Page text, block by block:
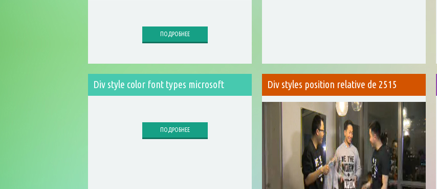
ПОДРОБНЕЕ
Div style color font types microsoft
ПОДРОБНЕЕ
Div styles position relative de 2515